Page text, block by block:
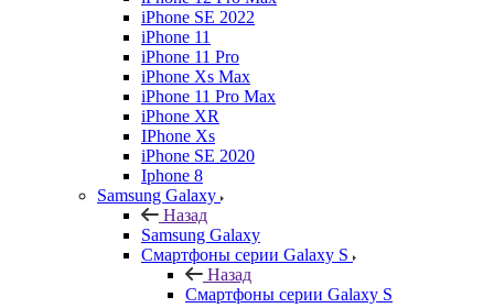
iPhone SE 2022
iPhone 11
iPhone 11 Pro
iPhone Xs Max
iPhone 11 Pro Max
iPhone XR
IPhone Xs
iPhone SE 2020
Iphone 8
Samsung Galaxy
Назад
Samsung Galaxy
Смартфоны серии Galaxy S
Назад
Смартфоны серии Galaxy S